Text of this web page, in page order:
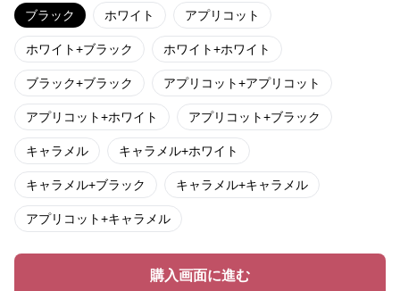
ブラック ホワイト アプリコット
ホワイト+ブラック ホワイト+ホワイト
ブラック+ブラック アプリコット+アプリコット
アプリコット+ホワイト アプリコット+ブラック
キャラメル キャラメル+ホワイト
キャラメル+ブラック キャラメル+キャラメル
アプリコット+キャラメル
購入画面に進む